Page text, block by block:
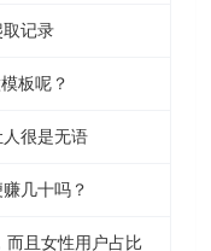
记录
板呢？
很是无语
几十吗？
而且女性用户占比